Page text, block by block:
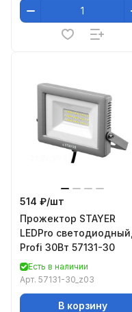
514 ₽/шт
Прожектор STAYER
LEDPro светодиодный,
Profi 30Вт 57131-30
Есть в наличии
Арт. 57131-30_z03
В корзину